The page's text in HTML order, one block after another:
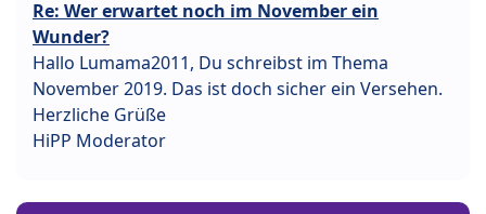
Re: Wer erwartet noch im November ein
Wunder?
Hallo Lumama2011, Du schreibst im Thema
November 2019. Das ist doch sicher ein Versehen.
Herzliche Grüße
HiPP Moderator